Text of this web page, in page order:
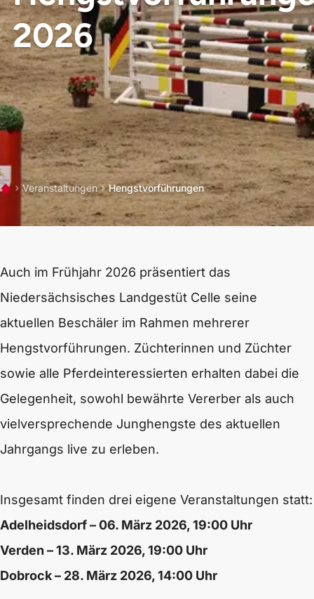
Start
Veranstaltungen Hengstvorführungen
2026
Auch im Frühjahr 2026 präsentiert das
Niedersächsisches Landgestüt Celle seine
aktuellen Beschäler im Rahmen mehrerer
Hengstvorführungen. Züchterinnen und Züchter
sowie alle Pferdeinteressierten erhalten dabei die
Gelegenheit, sowohl bewährte Vererber als auch
vielversprechende Junghengste des aktuellen
Jahrgangs live zu erleben.
Insgesamt finden drei eigene Veranstaltungen statt:
Adelheidsdorf – 06. März 2026, 19:00 Uhr
Verden – 13. März 2026, 19:00 Uhr
Dobrock – 28. März 2026, 14:00 Uhr